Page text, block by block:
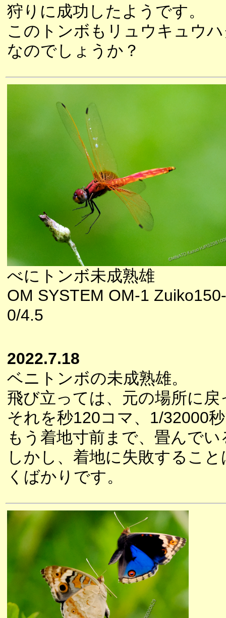
狩りに成功したようです。
このトンボもリュウキュウ
なのでしょうか？
べにトンボ未成熟雄
OM SYSTEM OM-1
0/4.5
2022.7.18
ベニトンボの未成熟雄。
飛び立っては、元の場所に戻
それを秒120コマ、1/32000
もう着地寸前まで、畳んで
しかし、着地に失敗するこ
くばかりです。